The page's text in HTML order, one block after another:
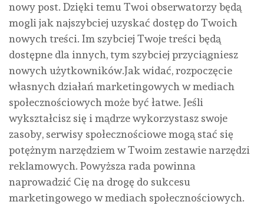
nowy post. Dzięki temu Twoi obserwatorzy będą
mogli jak najszybciej uzyskać dostęp do Twoich
nowych treści. Im szybciej Twoje treści będą
dostępne dla innych, tym szybciej przyciągniesz
nowych użytkowników.Jak widać, rozpoczęcie
własnych działań marketingowych w mediach
społecznościowych może być łatwe. Jeśli
wykształcisz się i mądrze wykorzystasz swoje
zasoby, serwisy społecznościowe mogą stać się
potężnym narzędziem w Twoim zestawie narzędzi
reklamowych. Powyższa rada powinna
naprowadzić Cię na drogę do sukcesu
marketingowego w mediach społecznościowych.